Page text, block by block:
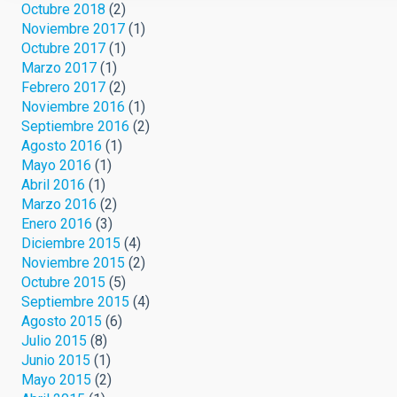
Octubre 2018 (2)
Noviembre 2017 (1)
Octubre 2017 (1)
Marzo 2017 (1)
Febrero 2017 (2)
Noviembre 2016 (1)
Septiembre 2016 (2)
Agosto 2016 (1)
Mayo 2016 (1)
Abril 2016 (1)
Marzo 2016 (2)
Enero 2016 (3)
Diciembre 2015 (4)
Noviembre 2015 (2)
Octubre 2015 (5)
Septiembre 2015 (4)
Agosto 2015 (6)
Julio 2015 (8)
Junio 2015 (1)
Mayo 2015 (2)